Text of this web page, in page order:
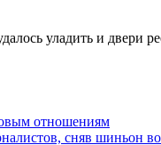
уладить и двери
отношениям
сняв шиньон